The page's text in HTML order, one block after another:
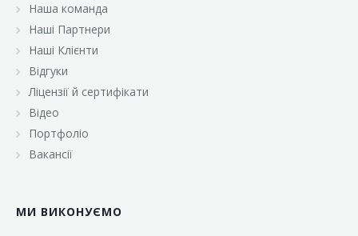
«Велмарт»
«ВК Експресс»
«Класс»
Наша команда
Наші Партнери
Наші Клієнти
Відгуки
Ліцензії й сертифікати
Відео
Портфоліо
Вакансії
МИ ВИКОНУЄМО